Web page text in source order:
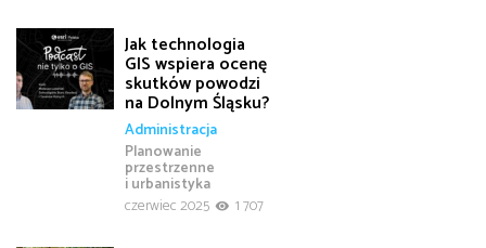
Jak technologia
GIS wspiera ocenę
skutków powodzi
na Dolnym Śląsku?
Administracja
Planowanie
przestrzenne
i urbanistyka
czerwiec 2025
1 707